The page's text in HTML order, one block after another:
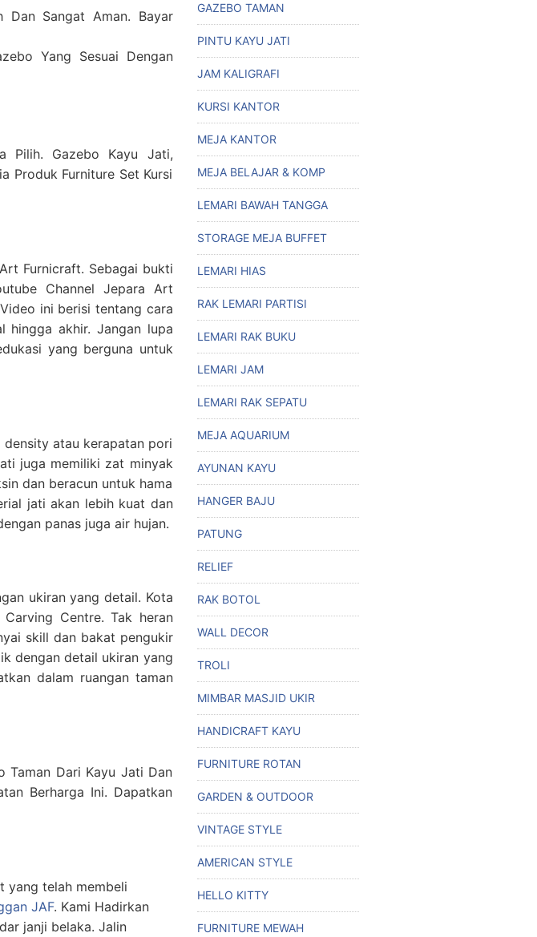
Sangat Aman. Bayar
Yang Sesuai Dengan
Pilih. Gazebo Kayu Jati,
Produk Furniture Set Kursi
Furnicraft. Sebagai bukti
Channel Jepara Art
ini berisi tentang cara
hingga akhir. Jangan lupa
yang berguna untuk
atau kerapatan pori
juga memiliki zat minyak
dan beracun untuk hama
jati akan lebih kuat dan
panas juga air hujan.
ukiran yang detail. Kota
Centre. Tak heran
skill dan bakat pengukir
dengan detail ukiran yang
dalam ruangan taman
Taman Dari Kayu Jati Dan
Berharga Ini. Dapatkan
yang telah membeli
JAF. Kami Hadirkan
janji belaka. Jalin
GAZEBO TAMAN
PINTU KAYU JATI
JAM KALIGRAFI
KURSI KANTOR
MEJA KANTOR
MEJA BELAJAR & KOMP
LEMARI BAWAH TANGGA
STORAGE MEJA BUFFET
LEMARI HIAS
RAK LEMARI PARTISI
LEMARI RAK BUKU
LEMARI JAM
LEMARI RAK SEPATU
MEJA AQUARIUM
AYUNAN KAYU
HANGER BAJU
PATUNG
RELIEF
RAK BOTOL
WALL DECOR
TROLI
MIMBAR MASJID UKIR
HANDICRAFT KAYU
FURNITURE ROTAN
GARDEN & OUTDOOR
VINTAGE STYLE
AMERICAN STYLE
HELLO KITTY
FURNITURE MEWAH